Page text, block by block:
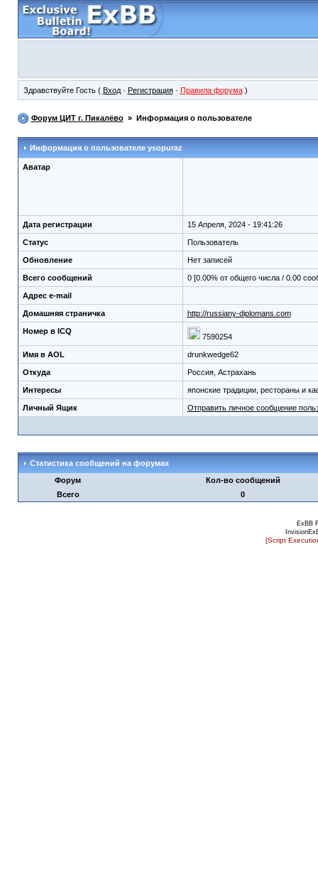
Здравствуйте Гость ( Вход· Регистрация· Правила форума)
Форум ЦИТ г. Пикалёво» Информация о пользователе
Информация о пользователе ysopuraz
Аватар
Дата регистрации 15 Апреля, 2024 - 19:41:26
Статус Пользователь
Обновление Нет записей
Всего сообщений 0 [0.00% от общего числа / 0.00
Адрес e-mail
Домашняя страничка http://russiany-diplomans.com
Номер в ICQ
7590254
Имя в AOL drunkwedge62
Откуда Россия, Астрахань
Интересы японские традиции, рестораны и
Личный Ящик Отправить личное сообщение
Статистика сообщений на форумах
Форум
Кол-во сообщений
Всего
0
ExBB
[Script